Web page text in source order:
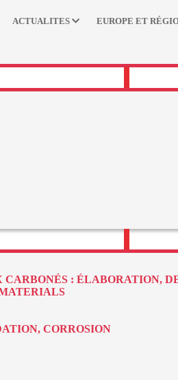
ACTUALITES EUROPE ET
: ÉLABORATION,
CORROSION